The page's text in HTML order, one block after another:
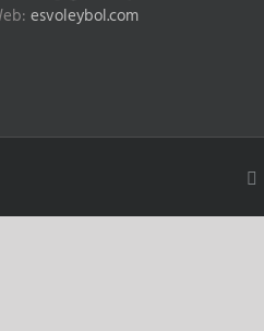
esvoleybol.com